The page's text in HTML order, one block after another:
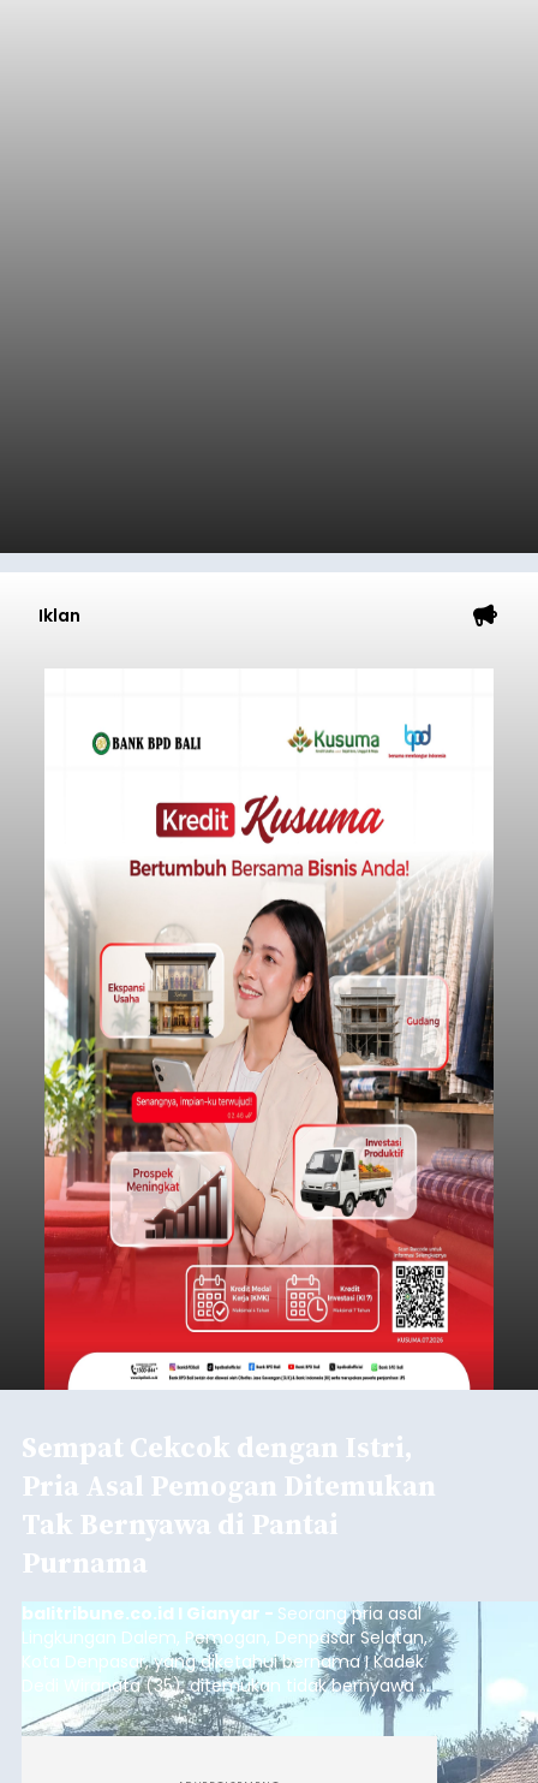
Iklan
Sempat Cekcok dengan Istri,
Pria Asal Pemogan Ditemukan
Tak Bernyawa di Pantai
Purnama
balitribune.co.id I Gianyar - Seorang pria asal
Lingkungan Dalem, Pemogan, Denpasar Selatan,
Kota Denpasar, yang diketahui bernama I Kadek
Dedi Wiranata (35), ditemukan tidak bernyawa di
pesisir Pantai Purnama, Sukawati.